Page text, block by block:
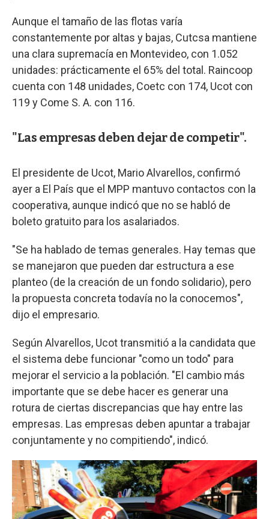
Aunque el tamaño de las flotas varía
constantemente por altas y bajas, Cutcsa mantiene
una clara supremacía en Montevideo, con 1.052
unidades: prácticamente el 65% del total. Raincoop
cuenta con 148 unidades, Coetc con 174, Ucot con
119 y Come S. A. con 116.
"Las empresas deben dejar de competir".
El presidente de Ucot, Mario Alvarellos, confirmó
ayer a El País que el MPP mantuvo contactos con la
cooperativa, aunque indicó que no se habló de
boleto gratuito para los asalariados.
"Se ha hablado de temas generales. Hay temas que
se manejaron que pueden dar estructura a ese
planteo (de la creación de un fondo solidario), pero
la propuesta concreta todavía no la conocemos",
dijo el empresario.
Según Alvarellos, Ucot transmitió a la candidata que
el sistema debe funcionar "como un todo" para
mejorar el servicio a la población. "El cambio más
importante que se debe hacer es generar una
rotura de ciertas discrepancias que hay entre las
empresas. Las empresas deben apuntar a trabajar
conjuntamente y no compitiendo", indicó.